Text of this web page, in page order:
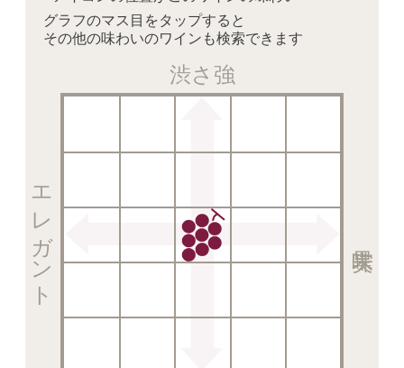
グラフのマス目をタップすると
その他の味わいのワインも検索できます
渋さ強
エレガント